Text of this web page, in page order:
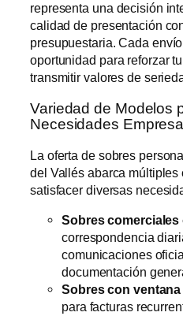
representa una decisión
calidad de presentación
presupuestaria. Cada
oportunidad para reforzar
transmitir valores de
Variedad de Modelos
Necesidades
La oferta de sobres
del Vallés abarca
satisfacer diversas
Sobres comerciales
correspondencia
comunicaciones
documentación
Sobres con
para facturas